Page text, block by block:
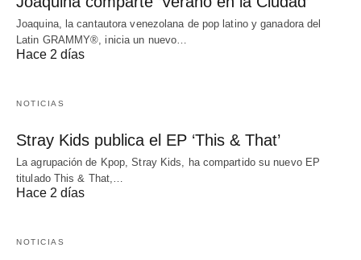
Joaquina, la cantautora venezolana de pop latino y ganadora del
Latin GRAMMY®, inicia un nuevo…
Hace 2 días
NOTICIAS
Stray Kids publica el EP ‘This & That’
La agrupación de Kpop, Stray Kids, ha compartido su nuevo EP
titulado This & That,…
Hace 2 días
NOTICIAS